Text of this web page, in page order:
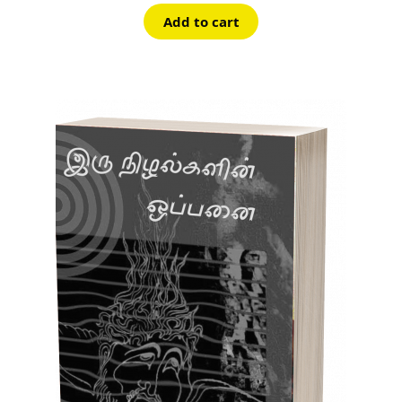
was:
₹80.00.
is:
₹72.00.
Add to cart